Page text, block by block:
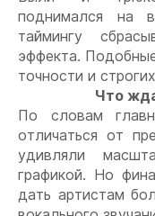
поднимался на
таймингу
эффекта.
точности и
Что
По словам
отличаться от
удивляли
графикой. Но
дать артистам